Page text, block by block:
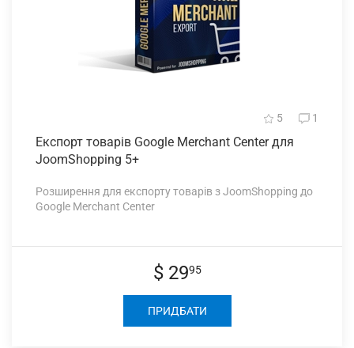
5 1
Експорт товарів Google Merchant Center для
JoomShopping 5+
Розширення для експорту товарів з JoomShopping до
Google Merchant Center
$ 2995
ПРИДБАТИ